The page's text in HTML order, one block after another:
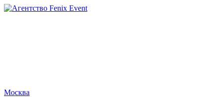
Агентство
Москва